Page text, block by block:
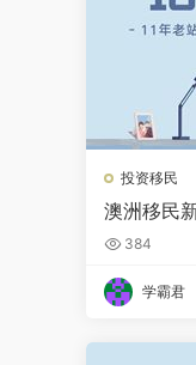
投资移民
澳洲移民
入EOI
384
学霸君